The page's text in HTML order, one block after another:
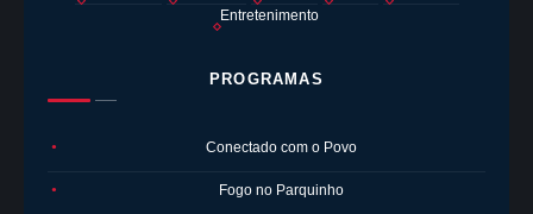
Entretenimento
PROGRAMAS
● Conectado com o Povo
● Fogo no Parquinho